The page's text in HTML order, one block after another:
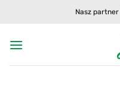
Nasz partner